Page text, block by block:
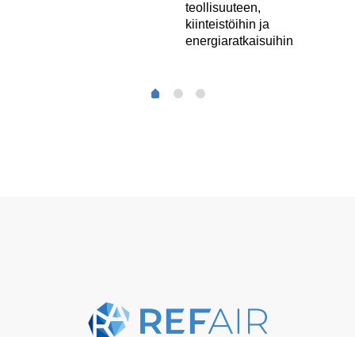
teollisuuteen,
kiinteistöihin ja
energiaratkaisuihin